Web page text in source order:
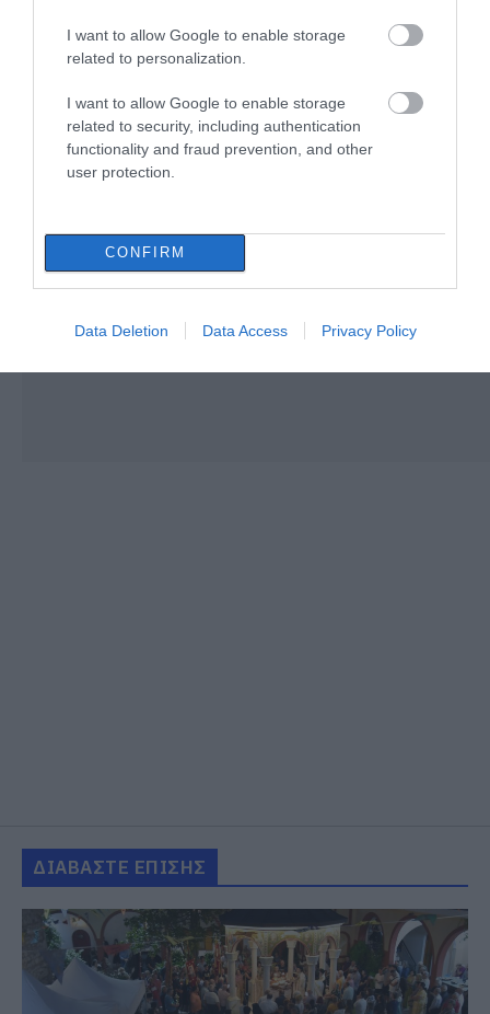
I want to allow Google to enable storage
related to personalization.
I want to allow Google to enable storage
related to security, including authentication
functionality and fraud prevention, and other
user protection.
CONFIRM
Data Deletion Data Access Privacy Policy
ΔΙΑΒΑΣΤΕ ΕΠΙΣΗΣ